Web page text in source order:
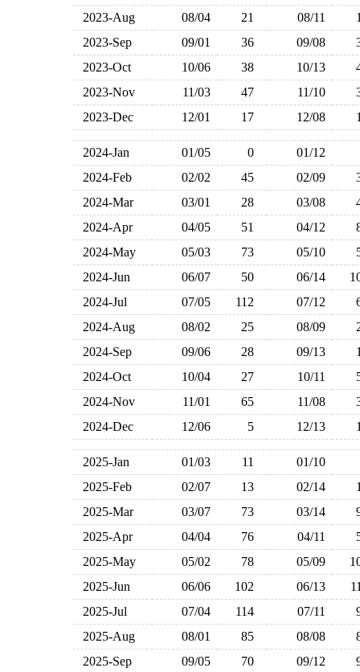
2023-Aug
08/04 21 08/11
2023-Sep
09/01 36 09/08
2023-Oct
10/06 38 10/13
2023-Nov
11/03 47 11/10
2023-Dec
12/01 17 12/08
2024-Jan 01/05 0
01/12
2024-Feb
02/02 45 02/09
2024-Mar
03/01 28 03/08
2024-Apr
04/05 51 04/12
2024-May
05/03 73 05/10
2024-Jun
06/07 50 06/14
2024-Jul
07/05 112 07/12
2024-Aug
08/02 25 08/09
2024-Sep
09/06 28 09/13
2024-Oct
10/04 27 10/11
2024-Nov
11/01 65 11/08
2024-Dec
12/06 5 12/13
2025-Jan 01/03 11
01/10
2025-Feb
02/07 13 02/14
2025-Mar
03/07 73 03/14
2025-Apr
04/04 76 04/11
2025-May
05/02 78 05/09
2025-Jun
06/06 102 06/13
2025-Jul
07/04 114 07/11
2025-Aug
08/01 85 08/08
2025-Sep
09/05 70 09/12